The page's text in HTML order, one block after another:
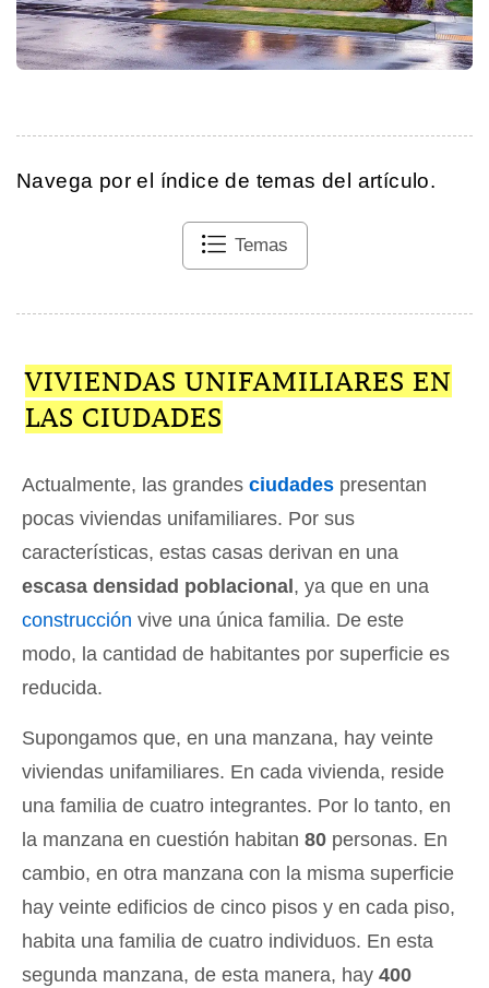
Navega por el índice de temas del artículo.
Temas
VIVIENDAS UNIFAMILIARES EN
LAS CIUDADES
Actualmente, las grandes ciudades presentan
pocas viviendas unifamiliares. Por sus
características, estas casas derivan en una
escasa densidad poblacional , ya que en una
construcción vive una única familia. De este
modo, la cantidad de habitantes por superficie es
reducida.
Supongamos que, en una manzana, hay veinte
viviendas unifamiliares. En cada vivienda, reside
una familia de cuatro integrantes. Por lo tanto, en
la manzana en cuestión habitan 80 personas. En
cambio, en otra manzana con la misma superficie
hay veinte edificios de cinco pisos y en cada piso,
habita una familia de cuatro individuos. En esta
segunda manzana, de esta manera, hay 400